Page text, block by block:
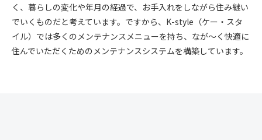
く、暮らしの変化や年月の経過で、お手入れをしながら住み継い
でいくものだと考えています。ですから、K-style（ケー・スタ
イル）では多くのメンテナンスメニューを持ち、なが～く快適に
住んでいただくためのメンテナンスシステムを構築しています。